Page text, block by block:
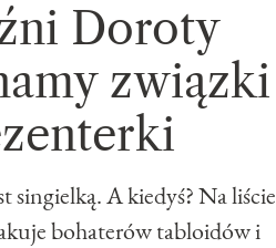
Doroty
związki
A kiedyś? Na liście
bohaterów tabloidów i